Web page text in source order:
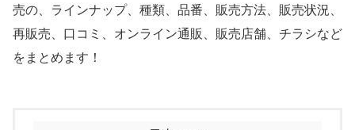
売の、ラインナップ、種類、品番、販売方法、販売状況、
再販売、口コミ、オンライン通販、販売店舗、チラシなど
をまとめます！